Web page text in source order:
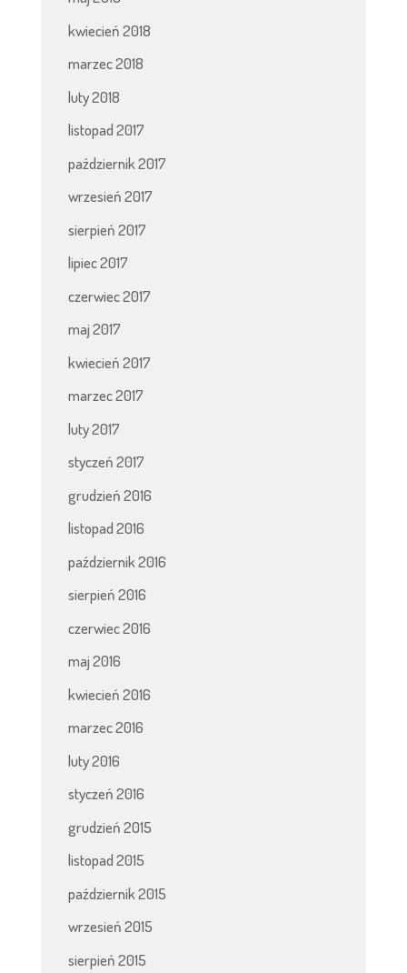
kwiecień 2018
marzec 2018
luty 2018
listopad 2017
październik 2017
wrzesień 2017
sierpień 2017
lipiec 2017
czerwiec 2017
maj 2017
kwiecień 2017
marzec 2017
luty 2017
styczeń 2017
grudzień 2016
listopad 2016
październik 2016
sierpień 2016
czerwiec 2016
maj 2016
kwiecień 2016
marzec 2016
luty 2016
styczeń 2016
grudzień 2015
listopad 2015
październik 2015
wrzesień 2015
sierpień 2015